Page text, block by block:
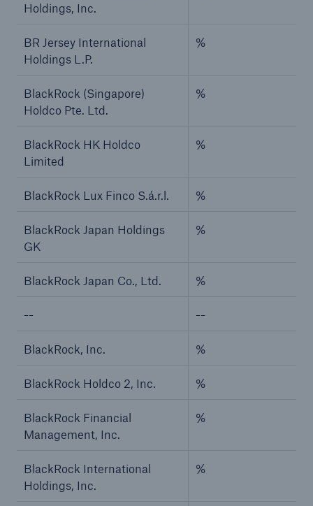
Holdings, Inc.
BR Jersey International
Holdings L.P.
%
BlackRock (Singapore)
Holdco Pte. Ltd.
%
BlackRock HK Holdco
Limited
%
BlackRock Lux Finco S.á.r.l. %
BlackRock Japan Holdings
GK
%
BlackRock Japan Co., Ltd. %
-- --
BlackRock, Inc. %
BlackRock Holdco 2, Inc. %
BlackRock Financial
Management, Inc.
%
BlackRock International
Holdings, Inc.
%